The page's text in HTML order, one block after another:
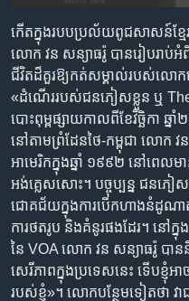
កាន់​
ទំព័រ​
ស្វែង​
រក
ភាសា
កើត​ក្នុង​របប​ប្រល័យ​ពូជសាសន៍​ខ្ម
លោក វន សន្យាធរ៉ូ បាន​រៀបរាប់​
ជីវិត​ដ៏គួរ​ឱ្យកត់​សម្គាល់​របស់លោ
«ដំណើរ​របស់​ជនភៀសខ្លួន ឬ
បោះពុម្ព​ផ្សាយកាល​ពី​ខែវិច្ឆិកា ឆ្
នៅ​តាមព្រំដែនថៃ-កម្ពុជា លោក
អាមេរិក​ក្នុងឆ្នាំ ១៩៩២ នៅពេល​
អង់គ្លេសសោះ។ បច្ចុប្បន្ន ជនភៀ
ជោគជ័យក្នុងការបើកហាងនំដូណាត់
ការ​ថតរូប និង​គំនូរ​ផងដែរ។ នៅ
នៃ​ VOA លោក វន សន្យាធរ៉ូ បា
សេរីភាព​ក្នុងប្រទេសនេះ ទើប​ខ្ញុំ​
របស់ខ្ញុំ»។ លោកបន្ថែមទៀត​ថា វ